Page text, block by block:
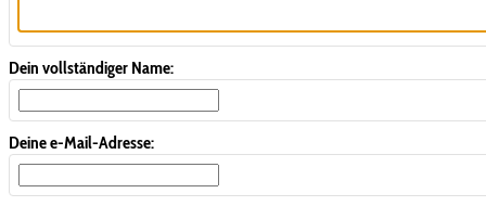
Dein vollständiger Name:
Deine e-Mail-Adresse: